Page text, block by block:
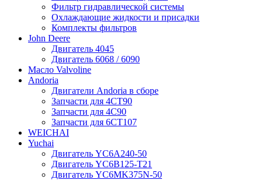
Фильтр гидравлической системы
Охлаждающие жидкости и присадки
Комплекты фильтров
John Deere
Двигатель 4045
Двигатель 6068 / 6090
Масло Valvoline
Andoria
Двигатели Andoria в сборе
Запчасти для 4CT90
Запчасти для 4С90
Запчасти для 6CT107
WEICHAI
Yuchai
Двигатель YC6A240-50
Двигатель YC6B125-T21
Двигатель YC6MK375N-50